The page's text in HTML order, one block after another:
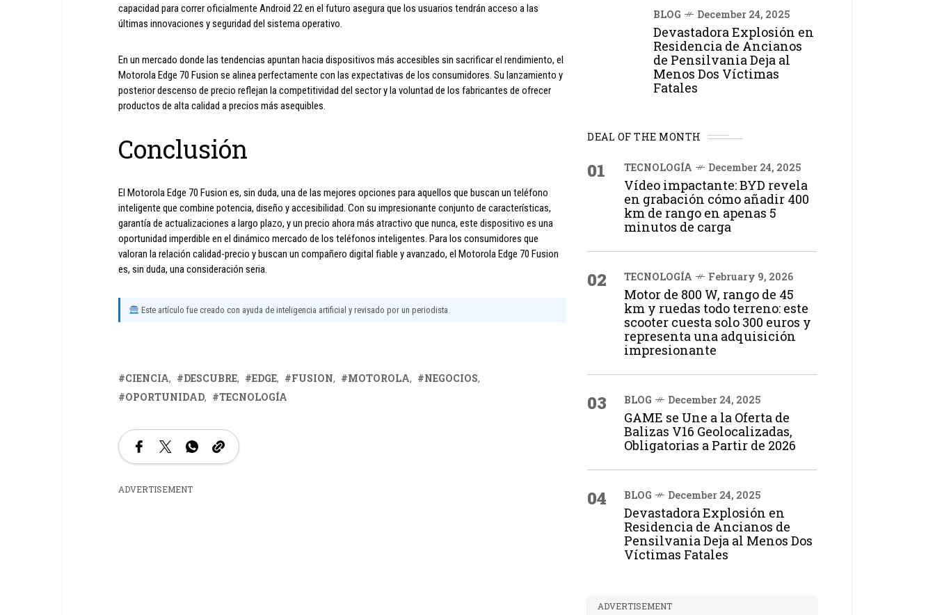
capacidad para correr oficialmente Android 22 en el futuro asegura que los usuarios tendrán acceso a las
últimas innovaciones y seguridad del sistema operativo.
En un mercado donde las tendencias apuntan hacia dispositivos más accesibles sin sacrificar el rendimiento, el
Motorola Edge 70 Fusion se alinea perfectamente con las expectativas de los consumidores. Su lanzamiento y
posterior descenso de precio reflejan la competitividad del sector y la voluntad de los fabricantes de ofrecer
productos de alta calidad a precios más asequibles.
Conclusión
El Motorola Edge 70 Fusion es, sin duda, una de las mejores opciones para aquellos que buscan un teléfono
inteligente que combine potencia, diseño y accesibilidad. Con su impresionante conjunto de características,
garantía de actualizaciones a largo plazo, y un precio ahora más atractivo que nunca, este dispositivo es una
oportunidad imperdible en el dinámico mercado de los teléfonos inteligentes. Para los consumidores que
valoran la relación calidad-precio y buscan un compañero digital fiable y avanzado, el Motorola Edge 70 Fusion
es, sin duda, una consideración seria.
Este artículo fue creado con ayuda de inteligencia artificial y revisado por un periodista.
CIENCIA DESCUBRE EDGE FUSION MOTOROLA
NEGOCIOS
OPORTUNIDAD
TECNOLOGÍA
ADVERTISEMENT
BLOG December 24, 2025
Devastadora Explosión en
Residencia de Ancianos
de Pensilvania Deja al
Menos Dos Víctimas
Fatales
DEAL OF THE MONTH
01 TECNOLOGÍA December 24, 2025
Vídeo impactante: BYD revela
en grabación cómo añadir 400
km de rango en apenas 5
minutos de carga
02 TECNOLOGÍA February 9, 2026
Motor de 800 W, rango de 45
km y ruedas todo terreno: este
scooter cuesta solo 300 euros y
representa una adquisición
impresionante
03 BLOG December 24, 2025
GAME se Une a la Oferta de
Balizas V16 Geolocalizadas,
Obligatorias a Partir de 2026
04 BLOG December 24, 2025
Devastadora Explosión en
Residencia de Ancianos de
Pensilvania Deja al Menos Dos
Víctimas Fatales
ADVERTISEMENT